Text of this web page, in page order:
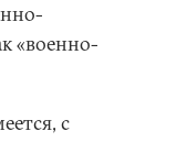
«военно-
с